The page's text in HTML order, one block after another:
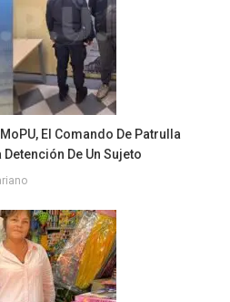
El Comando De Patrulla
De Un Sujeto